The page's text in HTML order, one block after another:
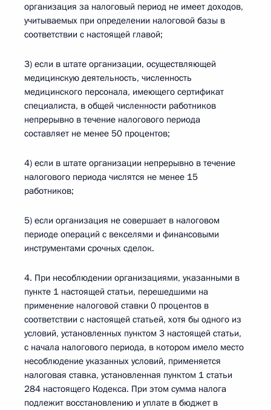
организация за налоговый период не имеет доходов,
учитываемых при определении налоговой базы в
соответствии с настоящей главой;
3) если в штате организации, осуществляющей
медицинскую деятельность, численность
медицинского персонала, имеющего сертификат
специалиста, в общей численности работников
непрерывно в течение налогового периода
составляет не менее 50 процентов;
4) если в штате организации непрерывно в течение
налогового периода числятся не менее 15
работников;
5) если организация не совершает в налоговом
периоде операций с векселями и финансовыми
инструментами срочных сделок.
4. При несоблюдении организациями, указанными в
пункте 1 настоящей статьи, перешедшими на
применение налоговой ставки 0 процентов в
соответствии с настоящей статьей, хотя бы одного из
условий, установленных пунктом 3 настоящей статьи,
с начала налогового периода, в котором имело место
несоблюдение указанных условий, применяется
налоговая ставка, установленная пунктом 1 статьи
284 настоящего Кодекса. При этом сумма налога
подлежит восстановлению и уплате в бюджет в